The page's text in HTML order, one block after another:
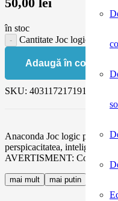
în stoc
Cantitate Joc logic IQ
Adaugă în coș
SKU: 4031172171911
Anaconda Joc logic puzzle
perspicacitatea, inteligența,
AVERTISMENT:
mai mult mai putin